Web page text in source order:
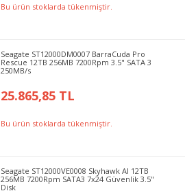
Bu ürün stoklarda tükenmiştir.
Seagate ST12000DM0007 BarraCuda Pro
Rescue 12TB 256MB 7200Rpm 3.5" SATA 3
250MB/s
25.865,85 TL
Bu ürün stoklarda tükenmiştir.
Seagate ST12000VE0008 Skyhawk AI 12TB
256MB 7200Rpm SATA3 7x24 Güvenlik 3.5"
Disk